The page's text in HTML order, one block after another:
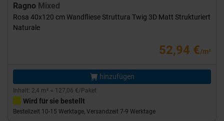
Ragno Mixed
Rosa 40x120 cm Wandfliese Struttura Twig 3D Matt Strukturiert
Naturale
52,94 €/m²
hinzufügen
Inhalt: 2,4 m² = 127,06 €/Paket
Wird für sie bestellt
Bestellzeit 10-15 Werktage, Versandzeit 7-9 Werktage